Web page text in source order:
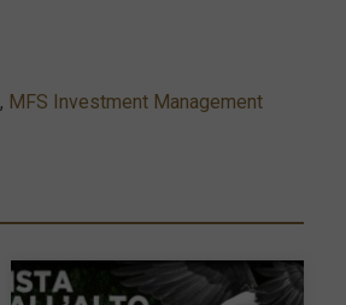
, MFS Investment Management